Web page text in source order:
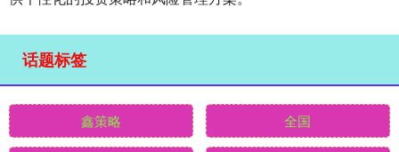
话题标签
鑫策略 全国